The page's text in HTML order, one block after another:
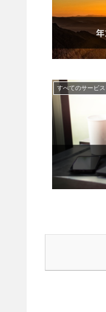
すべてのサービス